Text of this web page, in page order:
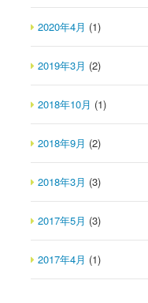
2020年4月 (1)
2019年3月 (2)
2018年10月 (1)
2018年9月 (2)
2018年3月 (3)
2017年5月 (3)
2017年4月 (1)